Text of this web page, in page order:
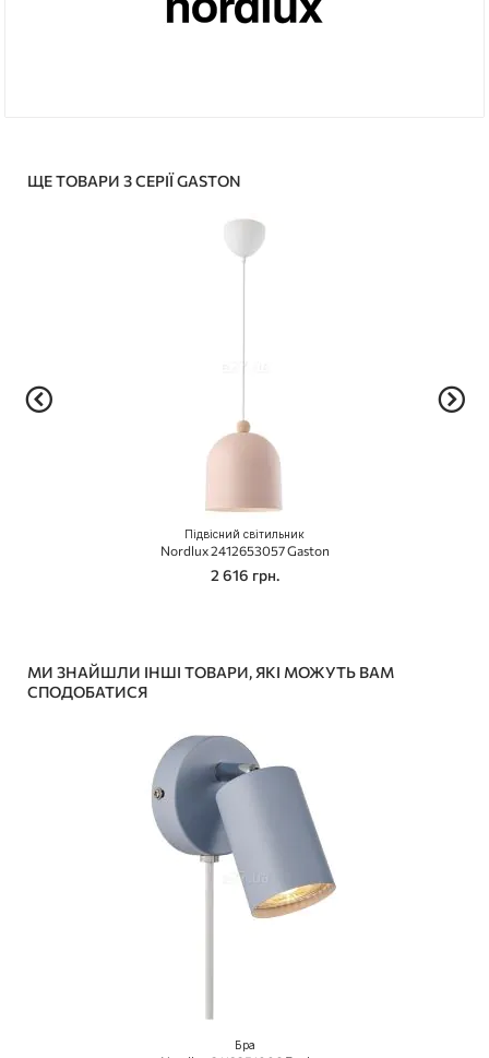
ЩЕ ТОВАРИ З СЕРІЇ GASTON
Підвісний світильник
Nordlux 2412653057 Gaston
2 616 грн.
МИ ЗНАЙШЛИ ІНШІ ТОВАРИ, ЯКІ МОЖУТЬ ВАМ
СПОДОБАТИСЯ
Бра